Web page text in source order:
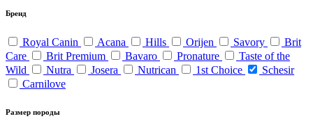
Бренд
Royal Canin Acana Hills Orijen Savory
Brit
Care
Brit Premium Bavaro Pronature
Taste of the
Wild
Nutra Josera Nutrican 1st Choice
Schesir
Carnilove
Размер породы